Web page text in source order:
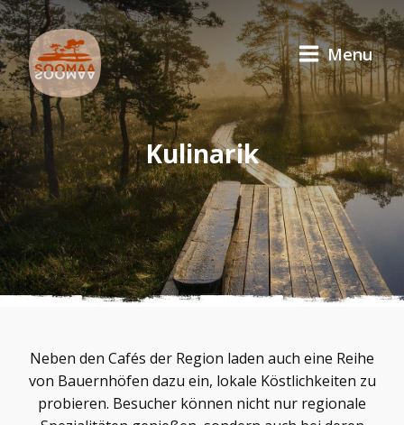
Menu
Kulinarik
Neben den Cafés der Region laden auch eine Reihe
von Bauernhöfen dazu ein, lokale Köstlichkeiten zu
probieren. Besucher können nicht nur regionale